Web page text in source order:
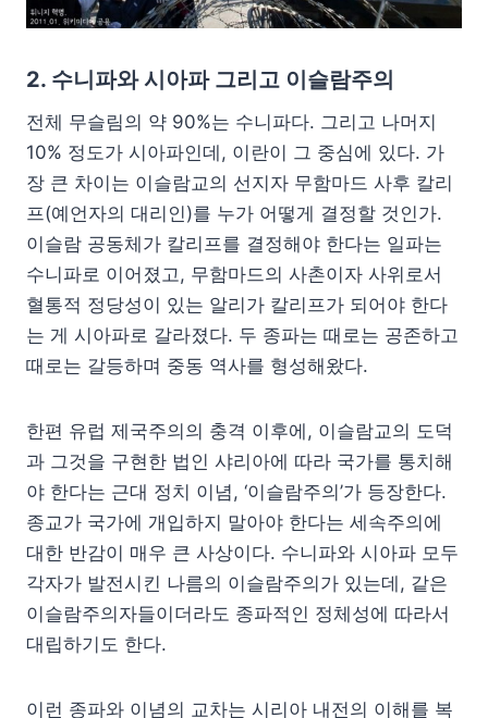
2. 수니파와 시아파 그리고 이슬람주의
전체 무슬림의 약 90%는 수니파다. 그리고 나머지
10% 정도가 시아파인데, 이란이 그 중심에 있다. 가
장 큰 차이는 이슬람교의 선지자 무함마드 사후 칼리
프(예언자의 대리인)를 누가 어떻게 결정할 것인가.
이슬람 공동체가 칼리프를 결정해야 한다는 일파는
수니파로 이어졌고, 무함마드의 사촌이자 사위로서
혈통적 정당성이 있는 알리가 칼리프가 되어야 한다
는 게 시아파로 갈라졌다. 두 종파는 때로는 공존하고
때로는 갈등하며 중동 역사를 형성해왔다.
한편 유럽 제국주의의 충격 이후에, 이슬람교의 도덕
과 그것을 구현한 법인 샤리아에 따라 국가를 통치해
야 한다는 근대 정치 이념, ‘이슬람주의’가 등장한다.
종교가 국가에 개입하지 말아야 한다는 세속주의에
대한 반감이 매우 큰 사상이다. 수니파와 시아파 모두
각자가 발전시킨 나름의 이슬람주의가 있는데, 같은
이슬람주의자들이더라도 종파적인 정체성에 따라서
대립하기도 한다.
이런 종파와 이념의 교차는 시리아 내전의 이해를 복